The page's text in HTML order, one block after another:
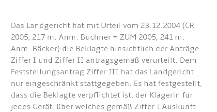
Das Landgericht hat mit Urteil vom 23.12.2004 (CR
2005, 217 m. Anm. Büchner = ZUM 2005, 241 m.
Anm. Bäcker) die Beklagte hinsichtlich der Anträge
Ziffer I und Ziffer II antragsgemäß verurteilt. Dem
Feststellungsantrag Ziffer III hat das Landgericht
nur eingeschränkt stattgegeben. Es hat festgestellt,
dass die Beklagte verpflichtet ist, der Klägerin für
jedes Gerät, über welches gemäß Ziffer I Auskunft